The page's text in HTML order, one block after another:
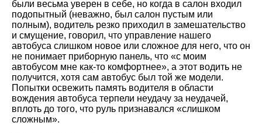
были весьма уверен в себе, но когда в салон входил
подопытный (неважно, был салон пустым или
полным), водитель резко приходил в замешательство
и смущение, говорил, что управление нашего
автобуса слишком новое или сложное для него, что он
не понимает приборную панель, что «с моим
автобусом мне как-то комфортнее», а этот водить не
получится, хотя сам автобус был той же модели.
Попытки освежить память водителя в области
вождения автобуса терпели неудачу за неудачей,
вплоть до того, что руль признавался «слишком
сложным».